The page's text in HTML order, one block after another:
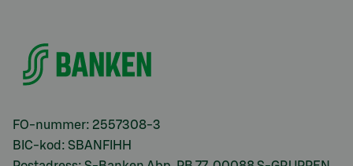
FO-nummer: 2557308-3
BIC-kod: SBANFIHH